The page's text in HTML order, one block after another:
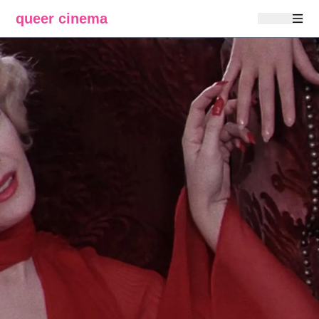
queer cinema